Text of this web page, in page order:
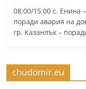
08:00/15:00 с. Енина
поради авария на
гр. Казанлък –
chudomir.eu